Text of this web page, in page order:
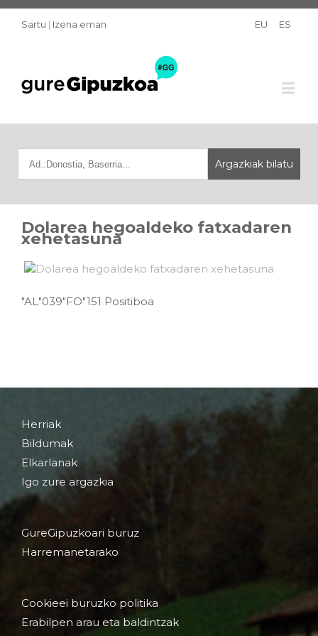
Sartu | Izena eman EU ES
Dolarea hegoaldeko fatxadaren
xehetasuna
"AL"039"FO"151 Positiboa
Herriak
Bildumak
Elkarlanak
Igo zure argazkia
GureGipuzkoari buruz
Harremanetarako
Cookieei buruzko politika
Erabilpen arau eta baldintzak